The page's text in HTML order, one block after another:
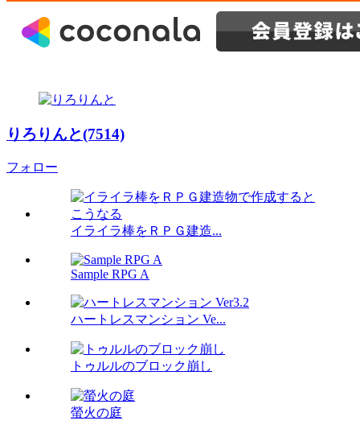
りろりんと(7514)
フォロー
イライラ棒をＲＰＧ建造...
Sample RPG A
ハートレスマンション Ve...
トゥルルのブロック崩し
螢火の庭